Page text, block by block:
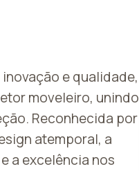
e qualidade,
moveleiro, unindo
Reconhecida por
atemporal, a
a excelência nos